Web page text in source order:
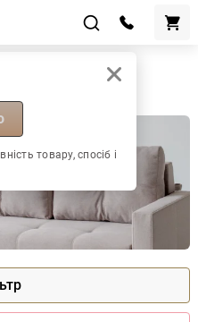
товару, спосіб і